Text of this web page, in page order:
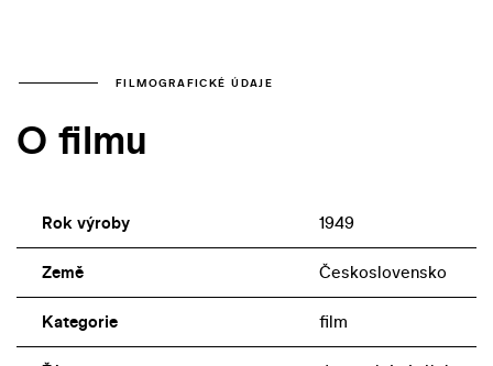
FILMOGRAFICKÉ ÚDAJE
O filmu
Rok výroby 1949
Země Československo
Kategorie film